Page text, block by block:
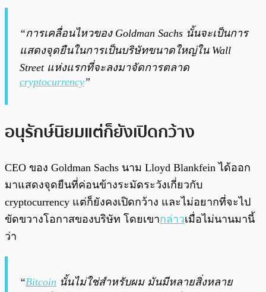
“การเคลื่อนไหวของ Goldman Sachs นั้นจะเป็นการ
แสดงจุดยืนในการเป็นบริษัทขนาดใหญ่ใน Wall
Street แห่งแรกที่จะลงมาจัดการตลาด
cryptocurrency”
อนุรักษ์นิยมแต่ก็ยังเปิดกว้าง
CEO ของ Goldman Sachs นาม Lloyd Blankfein ได้ออก
มาแสดงจุดยืนที่ค่อนข้างระมัดระวังเกี่ยวกับ
cryptocurrency แต่ก็ยังคงเปิดกว้าง และไม่อยากที่จะไป
ขัดขวางโอกาสของบริษัท โดยเขากล่าวเมื่อไม่นานมานี้
ว่า
“Bitcoin นั้นไม่ใช่สำหรับผม มันมีหลายสิ่งหลาย